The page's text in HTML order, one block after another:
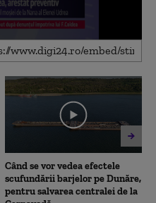
Când se vor vedea efectele
scufundării barjelor pe Dunăre,
pentru salvarea centralei de la